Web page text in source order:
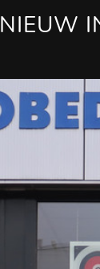
NIEUW